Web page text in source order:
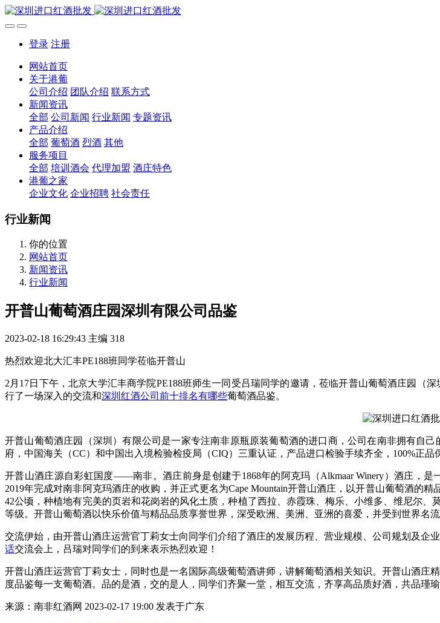
登录 注册
网站首页
关于港葡
公司介绍 团队介绍 联系方式
新闻资讯
全部 公司新闻 行业新闻 专题资讯
产品介绍
全部 葡萄酒 烈酒 其他
服务项目
全部 培训酒会 代理加盟 酒庄特色
港葡之家
企业文化 企业招聘 社会责任
行业新闻
你的位置
网站首页
新闻资讯
行业新闻
开普山葡萄酒庄园深圳有限公司品鉴
2023-02-18 16:29:43 主编 318
热烈欢迎北大汇丰PE188班同学莅临开普山
2月17日下午，北京大学汇丰商学院PE188班师生一同受吕瑞同学的邀请，莅临开普山葡萄酒庄园
行了一场深入的交流和深圳红酒公司前十排名有哪些葡萄酒品鉴。
开普山葡萄酒庄园（深圳）有限公司是一家专注南非原瓶原装葡萄酒的进口商，公司在南非拥有自
府，中国海关（CC）和中国出入境检验检疫局（CIQ）三重认证，产品进口检验手续齐全，100%正品
开普山酒庄源自彩虹国度——南非。酒庄前身是创建于1868年的阿克玛（Alkmaar Winery）酒庄，
2019年完成对南非阿克玛酒庄的收购，并正式更名为Cape Mountain开普山酒庄，以开普山葡萄酒的
42公顷，种植地有完美的页岩和花岗岩的风化土质，种植了西拉、赤霞珠、梅乐、小维多、维尼尔、
等级。开普山葡萄酒以快乐价值与精品品质享誉世界，深受欧洲、美洲、亚洲的喜爱，并受到世界名
交流伊始，由开普山酒庄运营官丁莉女士向同学们介绍了酒庄的发展历程、营业规模、公司规划及企
话交流会上，吕瑞对同学们的到来表示热烈欢迎！
开普山酒庄运营官丁莉女士，同时也是一名国际高级葡萄酒讲师，讲解葡萄酒相关知识。开普山酒
度品鉴每一支葡萄酒。品的是酒，交的是人，同学们齐聚一堂，相互交流，齐享高品质好酒，共品瑾
来源：南非红酒网 2023-02-17 19:00 发表于广东